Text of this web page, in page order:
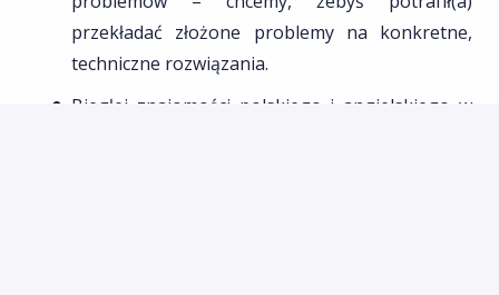
przekładać złożone problemy na konkretne,
techniczne rozwiązania.
Biegłej znajomości polskiego i angielskiego w